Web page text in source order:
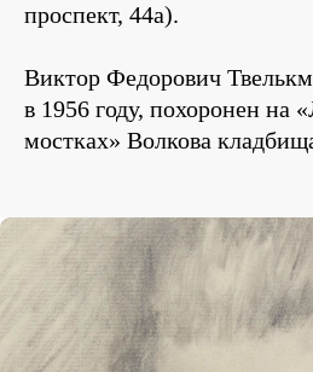
проспект, 44а).
Виктор Федорович
в 1956 году, похоронен на
мостках» Волкова